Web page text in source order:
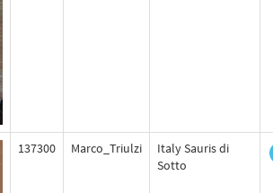
137300 Marco_Triulzi
Italy Sauris di
Sotto